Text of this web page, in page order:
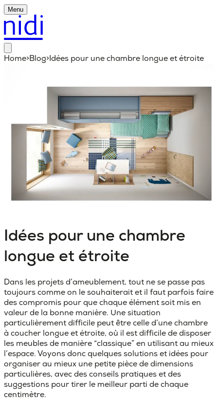
Menu
Home>Blog>Idées pour une chambre longue et étroite
Idées pour une chambre
longue et étroite
Dans les projets d’ameublement, tout ne se passe pas
toujours comme on le souhaiterait et il faut parfois faire
des compromis pour que chaque élément soit mis en
valeur de la bonne manière. Une situation
particulièrement difficile peut être celle d’unechambre
à coucher longue et étroite, où il est difficile de disposer
les meubles de manière “classique” en utilisant au mieux
l’espace. Voyons donc quelquessolutions et idées pour
organiser au mieux une petite pièce de dimensions
particulières, avec des conseils pratiques et des
suggestions pour tirer le meilleur parti de chaque
centimètre.